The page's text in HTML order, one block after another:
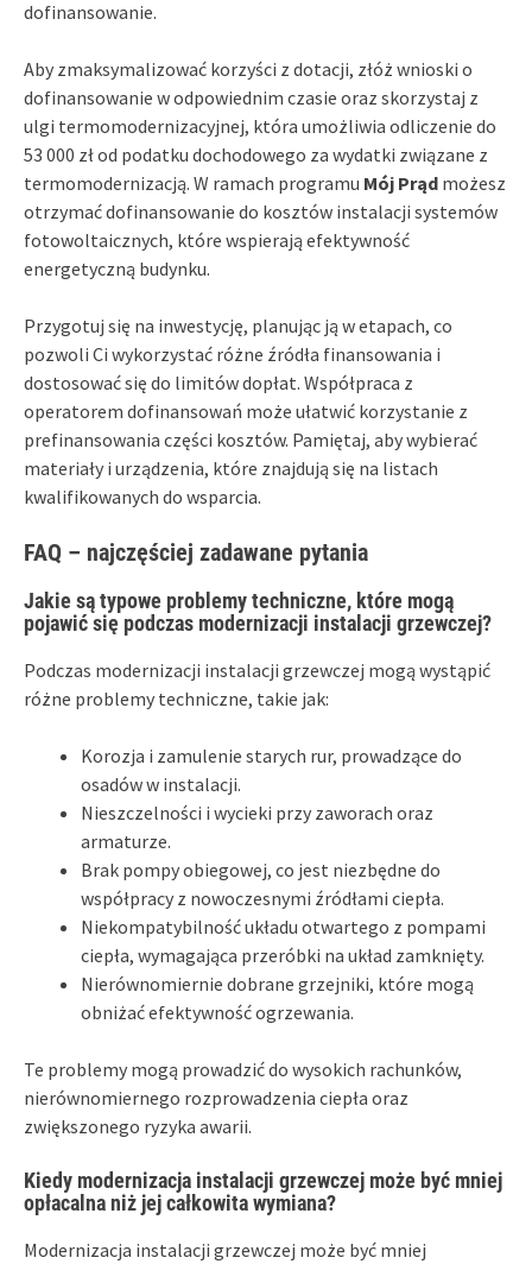
dofinansowanie.
Aby zmaksymalizować korzyści z dotacji, złóż wnioski o
dofinansowanie w odpowiednim czasie oraz skorzystaj z
ulgi termomodernizacyjnej, która umożliwia odliczenie do
53 000 zł od podatku dochodowego za wydatki związane z
termomodernizacją. W ramach programu Mój Prąd możesz
otrzymać dofinansowanie do kosztów instalacji systemów
fotowoltaicznych, które wspierają efektywność
energetyczną budynku.
Przygotuj się na inwestycję, planując ją w etapach, co
pozwoli Ci wykorzystać różne źródła finansowania i
dostosować się do limitów dopłat. Współpraca z
operatorem dofinansowań może ułatwić korzystanie z
prefinansowania części kosztów. Pamiętaj, aby wybierać
materiały i urządzenia, które znajdują się na listach
kwalifikowanych do wsparcia.
FAQ – najczęściej zadawane pytania
Jakie są typowe problemy techniczne, które mogą
pojawić się podczas modernizacji instalacji grzewczej?
Podczas modernizacji instalacji grzewczej mogą wystąpić
różne problemy techniczne, takie jak:
Korozja i zamulenie starych rur, prowadzące do
osadów w instalacji.
Nieszczelności i wycieki przy zaworach oraz
armaturze.
Brak pompy obiegowej, co jest niezbędne do
współpracy z nowoczesnymi źródłami ciepła.
Niekompatybilność układu otwartego z pompami
ciepła, wymagająca przeróbki na układ zamknięty.
Nierównomiernie dobrane grzejniki, które mogą
obniżać efektywność ogrzewania.
Te problemy mogą prowadzić do wysokich rachunków,
nierównomiernego rozprowadzenia ciepła oraz
zwiększonego ryzyka awarii.
Kiedy modernizacja instalacji grzewczej może być mniej
opłacalna niż jej całkowita wymiana?
Modernizacja instalacji grzewczej może być mniej